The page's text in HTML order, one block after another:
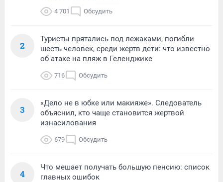
4 701 Обсудить
2
Туристы прятались под лежаками, погибли
шесть человек, среди жертв дети: что известно
об атаке на пляж в Геленджике
716 Обсудить
3
«Дело не в юбке или макияже». Следователь
объяснил, кто чаще становится жертвой
изнасилования
679 Обсудить
4
Что мешает получать большую пенсию: список
главных ошибок